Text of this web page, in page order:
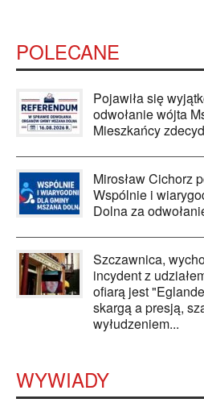
POLECANE
Pojawiła się
odwołanie wójta
Mieszkańcy
Mirosław Cichorz
Wspólnie i
Dolna za
Szczawnica,
incydent z
ofiarą jest
skargą a presją,
wyłudzeniem...
WYWIADY